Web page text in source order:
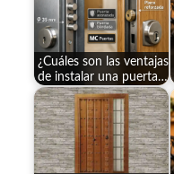
¿Cuáles son las ventajas
de instalar una puerta…